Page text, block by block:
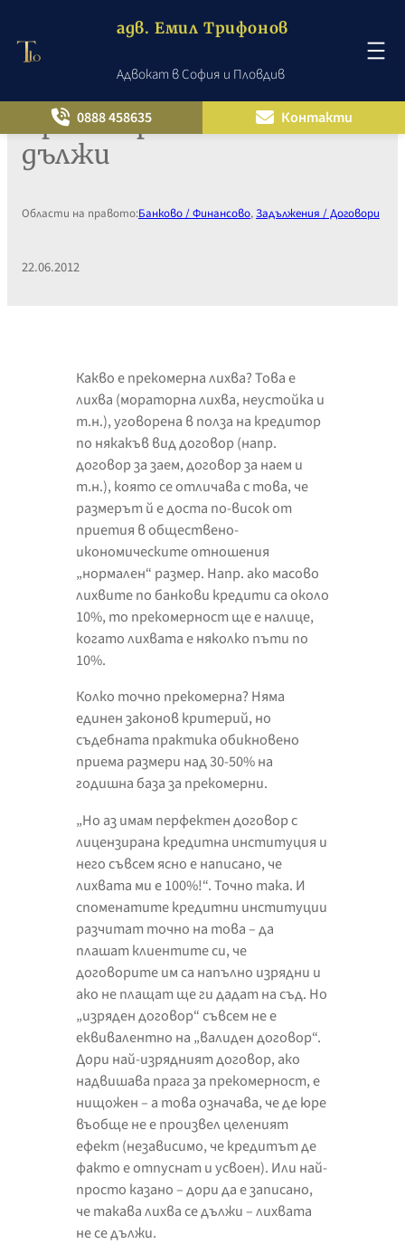
съдържанието
адв. Емил Трифонов
Адвокат в София и Пловдив
0888 458635 Контакти
Прекомерна лихва не се
дължи
Области на правото:Банково / Финансово, Задължения / Договори
22.06.2012
Какво е прекомерна лихва? Това е
лихва (мораторна лихва, неустойка и
т.н.), уговорена в полза на кредитор
по някакъв вид договор (напр.
договор за заем, договор за наем и
т.н.), която се отличава с това, че
размерът й е доста по-висок от
приетия в обществено-
икономическите отношения
„нормален“ размер. Напр. ако масово
лихвите по банкови кредити са около
10%, то прекомерност ще е налице,
когато лихвата е няколко пъти по
10%.
Колко точно прекомерна? Няма
единен законов критерий, но
съдебната практика обикновено
приема размери над 30-50% на
годишна база за прекомерни.
„Но аз имам перфектен договор с
лицензирана кредитна институция и
него съвсем ясно е написано, че
лихвата ми е 100%!“. Точно така. И
споменатите кредитни институции
разчитат точно на това – да
плашат клиентите си, че
договорите им са напълно изрядни и
ако не плащат ще ги дадат на съд. Но
„изряден договор“ съвсем не е
еквивалентно на „валиден договор“.
Дори най-изрядният договор, ако
надвишава прага за прекомерност, е
нищожен – а това означава, че де юре
въобще не е произвел целеният
ефект (независимо, че кредитът де
факто е отпуснат и усвоен). Или най-
просто казано – дори да е записано,
че такава лихва се дължи – лихвата
не се дължи.